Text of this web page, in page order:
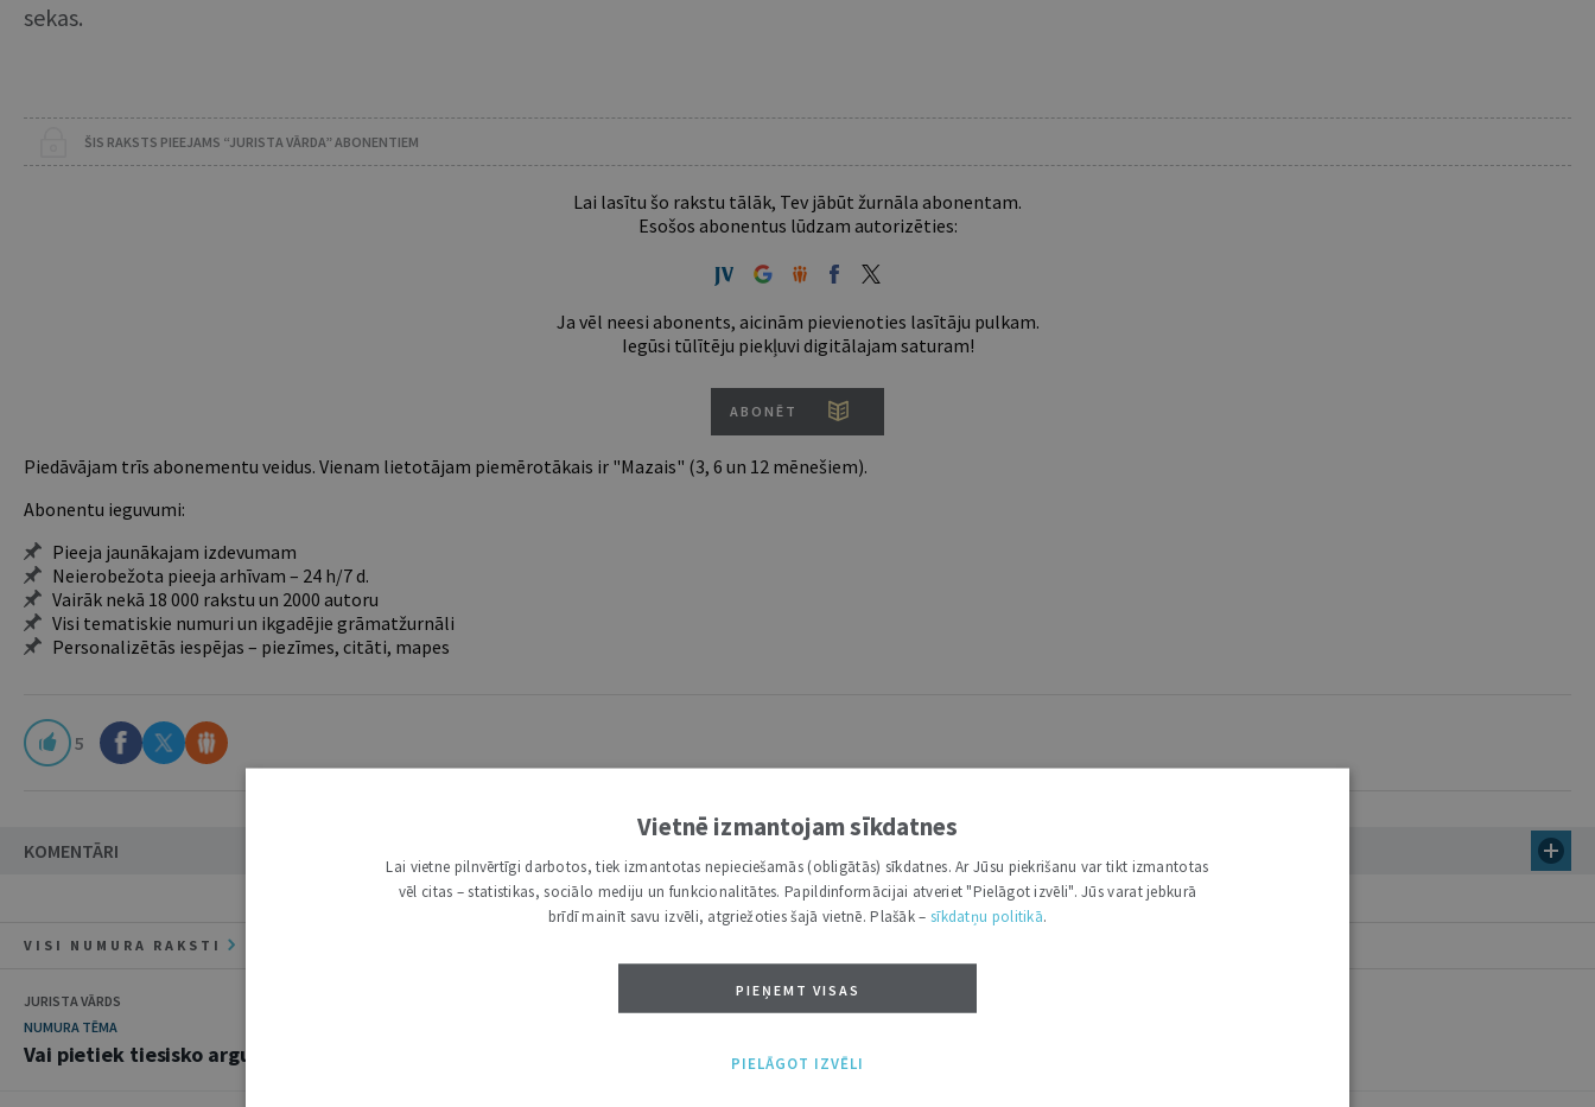
sekas.
ŠIS RAKSTS PIEEJAMS “JURISTA VĀRDA” ABONENTIEM
Lai lasītu šo rakstu tālāk, Tev jābūt žurnāla abonentam.
Esošos abonentus lūdzam autorizēties:
Ja vēl neesi abonents, aicinām pievienoties lasītāju pulkam.
Iegūsi tūlītēju piekļuvi digitālajam saturam!
ABONĒT
Piedāvājam trīs abonementu veidus. Vienam lietotājam piemērotākais ir "Mazais" (3, 6 un 12 mēnešiem).
Abonentu ieguvumi:
Pieeja jaunākajam izdevumam
Neierobežota pieeja arhīvam – 24 h/7 d.
Vairāk nekā 18 000 rakstu un 2000 autoru
Visi tematiskie numuri un ikgadējie grāmatžurnāli
Personalizētās iespējas – piezīmes, citāti, mapes
5
KOMENTĀRI
VISI NUMURA RAKSTI
JURISTA VĀRDS
NUMURA TĒMA
Vai pietiek tiesisko argumentu Rīgas domes atlaišanai
Vietnē izmantojam sīkdatnes
Lai vietne pilnvērtīgi darbotos, tiek izmantotas nepieciešamās (obligātās) sīkdatnes. Ar Jūsu piekrišanu var tikt izmantotas
vēl citas – statistikas, sociālo mediju un funkcionalitātes. Papildinformācijai atveriet "Pielāgot izvēli". Jūs varat jebkurā
brīdī mainīt savu izvēli, atgriežoties šajā vietnē. Plašāk – sīkdatņu politikā.
PIEŅEMT VISAS
PIELĀGOT IZVĒLI